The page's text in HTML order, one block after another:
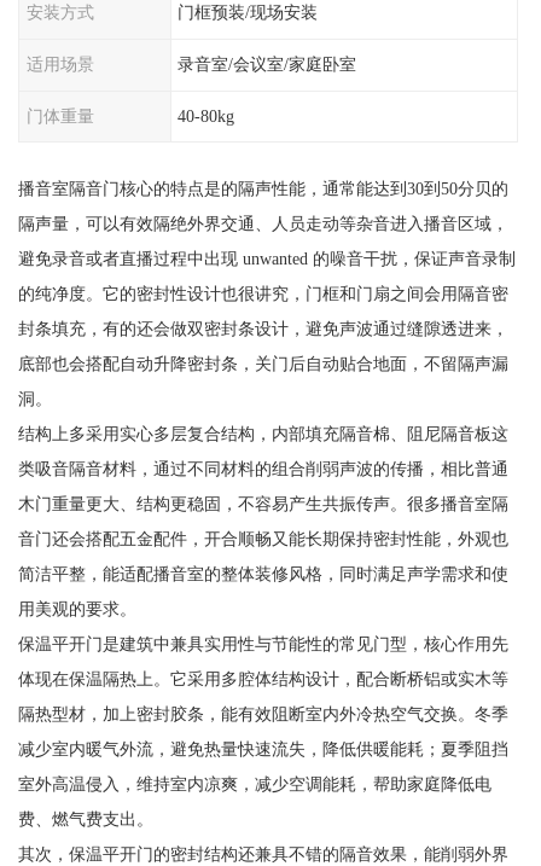
安装方式 门框预装/现场安装
适用场景 录音室/会议室/家庭卧室
门体重量 40-80kg
播音室隔音门核心的特点是的隔声性能，通常能达到30到50分贝的
隔声量，可以有效隔绝外界交通、人员走动等杂音进入播音区域，
避免录音或者直播过程中出现 unwanted 的噪音干扰，保证声音录制
的纯净度。它的密封性设计也很讲究，门框和门扇之间会用隔音密
封条填充，有的还会做双密封条设计，避免声波通过缝隙透进来，
底部也会搭配自动升降密封条，关门后自动贴合地面，不留隔声漏
洞。
结构上多采用实心多层复合结构，内部填充隔音棉、阻尼隔音板这
类吸音隔音材料，通过不同材料的组合削弱声波的传播，相比普通
木门重量更大、结构更稳固，不容易产生共振传声。很多播音室隔
音门还会搭配五金配件，开合顺畅又能长期保持密封性能，外观也
简洁平整，能适配播音室的整体装修风格，同时满足声学需求和使
用美观的要求。
保温平开门是建筑中兼具实用性与节能性的常见门型，核心作用先
体现在保温隔热上。它采用多腔体结构设计，配合断桥铝或实木等
隔热型材，加上密封胶条，能有效阻断室内外冷热空气交换。冬季
减少室内暖气外流，避免热量快速流失，降低供暖能耗；夏季阻挡
室外高温侵入，维持室内凉爽，减少空调能耗，帮助家庭降低电
费、燃气费支出。
其次，保温平开门的密封结构还兼具不错的隔音效果，能削弱外界